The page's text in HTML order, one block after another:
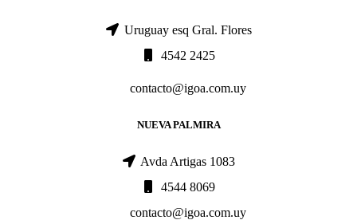
Uruguay esq Gral. Flores
4542 2425
contacto@igoa.com.uy
NUEVA PALMIRA
Avda Artigas 1083
4544 8069
contacto@igoa.com.uy